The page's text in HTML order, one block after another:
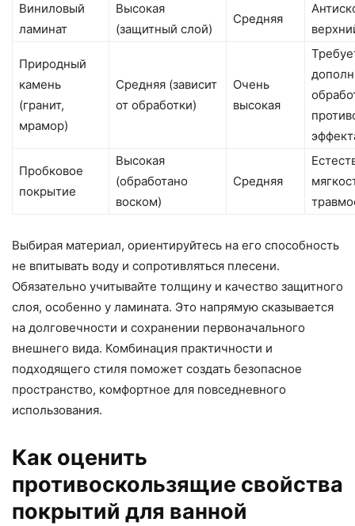
Виниловый
ламинат
Высокая
(защитный слой)
Средняя
Природный
камень
(гранит,
мрамор)
Средняя (зависит
от обработки)
Очень
высокая
Пробковое
покрытие
Высокая
(обработано
воском)
Средняя
Выбирая материал, ориентируйтесь на его способность
не впитывать воду и сопротивляться плесени.
Обязательно учитывайте толщину и качество защитного
слоя, особенно у ламината. Это напрямую сказывается
на долговечности и сохранении первоначального
внешнего вида. Комбинация практичности и
подходящего стиля поможет создать безопасное
пространство, комфортное для повседневного
использования.
Как оценить
противоскользящие свойства
покрытий для ванной